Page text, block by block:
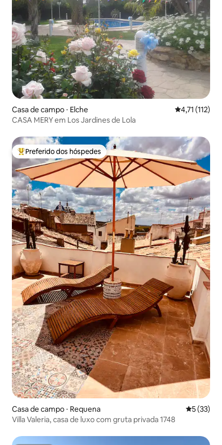
Casa de campo ⋅ Elche 4,71 de uma
4,71 (112)
CASA MERY em Los Jardines de Lola
Entre os melhores preferidos dos hóspedes
Preferido dos hóspedes
Casa de campo ⋅ Requena 5 de uma
5 (33)
Villa Valeria, casa de luxo com gruta privada 1748